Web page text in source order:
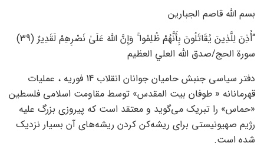
بسم الله قاصم الجبارين
“أُذِنَ لِلَّذِينَ يُقَاتَلُونَ بِأَنَّهُمْ ظُلِمُوا ۚ وَإِنَّ اللَّهَ عَلَىٰ نَصْرِهِمْ لَقَدِيرٌ (39)
سورة الحج/صدق الله العلي العظيم
دفتر سیاسی جنبش حامیان جوانان انقلاب 14 فوریه ، عملیات
قهرمانانه « طوفان بیت المقدس» توسط مقاومت اسلامی فلسطین
«حماس» را تبریک می‌گوید و معتقد است که پیروزی بزرگ علیه
رژیم صهیونیستی برای ریشه‌کن کردن ریشه‌های آن بسیار نزدیک
شده است.